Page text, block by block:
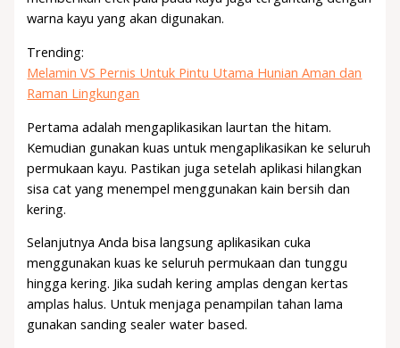
warna kayu yang akan digunakan.
Trending:
Melamin VS Pernis Untuk Pintu Utama Hunian Aman dan
Raman Lingkungan
Pertama adalah mengaplikasikan laurtan the hitam.
Kemudian gunakan kuas untuk mengaplikasikan ke seluruh
permukaan kayu. Pastikan juga setelah aplikasi hilangkan
sisa cat yang menempel menggunakan kain bersih dan
kering.
Selanjutnya Anda bisa langsung aplikasikan cuka
menggunakan kuas ke seluruh permukaan dan tunggu
hingga kering. Jika sudah kering amplas dengan kertas
amplas halus. Untuk menjaga penampilan tahan lama
gunakan sanding sealer water based.